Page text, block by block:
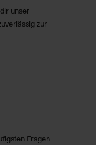
unser
zur
Fragen